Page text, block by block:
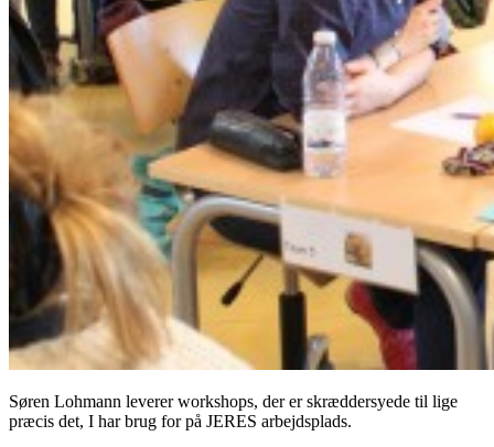
Søren Lohmann leverer workshops, der er skræddersyede til lige
præcis det, I har brug for på JERES arbejdsplads.